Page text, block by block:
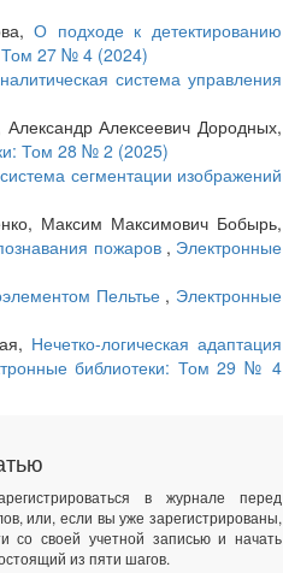
О подходе к детектированию
Том 27 № 4 (2024)
система управления
Алексеевич Дородных,
Том 28 № 2 (2025)
сегментации изображений
Максим Максимович Бобырь,
пожаров , Электронные
Пельтье , Электронные
Нечетко-логическая адаптация
библиотеки: Том 29 № 4
в журнале перед
или, если вы уже зарегистрированы,
со своей учетной записью и начать
из пяти шагов.